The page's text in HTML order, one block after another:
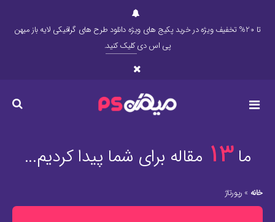
تا 20% تخفیف ویژه در خرید پکیج های ویژه دانلود طرح های گرافیکی لایه باز میهن
پی اس دیکلیک کنید.
ما13 مقاله برای شما پیدا کردیم...
خانه » رپورتاژ